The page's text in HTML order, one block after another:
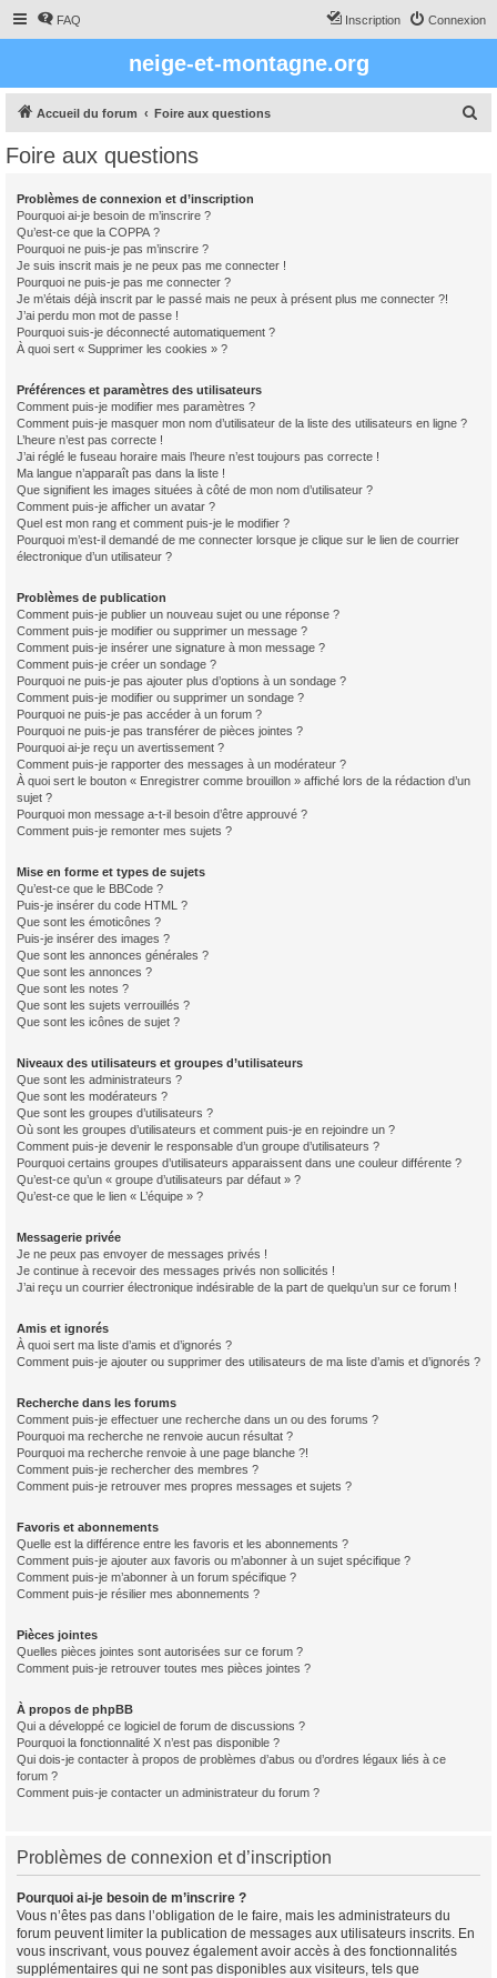
FAQ Connexion
Inscription
neige-et-montagne.org
Accueil du forum Foire aux questions
Foire aux questions
Problèmes de connexion et d’inscription
Pourquoi ai-je besoin de m’inscrire ?
Qu’est-ce que la COPPA ?
Pourquoi ne puis-je pas m’inscrire ?
Je suis inscrit mais je ne peux pas me connecter !
Pourquoi ne puis-je pas me connecter ?
Je m’étais déjà inscrit par le passé mais ne peux à présent plus me connecter ?!
J’ai perdu mon mot de passe !
Pourquoi suis-je déconnecté automatiquement ?
À quoi sert « Supprimer les cookies » ?
Préférences et paramètres des utilisateurs
Comment puis-je modifier mes paramètres ?
Comment puis-je masquer mon nom d’utilisateur de la liste des utilisateurs en ligne ?
L’heure n’est pas correcte !
J’ai réglé le fuseau horaire mais l’heure n’est toujours pas correcte !
Ma langue n’apparaît pas dans la liste !
Que signifient les images situées à côté de mon nom d’utilisateur ?
Comment puis-je afficher un avatar ?
Quel est mon rang et comment puis-je le modifier ?
Pourquoi m’est-il demandé de me connecter lorsque je clique sur le lien de courrier
électronique d’un utilisateur ?
Problèmes de publication
Comment puis-je publier un nouveau sujet ou une réponse ?
Comment puis-je modifier ou supprimer un message ?
Comment puis-je insérer une signature à mon message ?
Comment puis-je créer un sondage ?
Pourquoi ne puis-je pas ajouter plus d’options à un sondage ?
Comment puis-je modifier ou supprimer un sondage ?
Pourquoi ne puis-je pas accéder à un forum ?
Pourquoi ne puis-je pas transférer de pièces jointes ?
Pourquoi ai-je reçu un avertissement ?
Comment puis-je rapporter des messages à un modérateur ?
À quoi sert le bouton « Enregistrer comme brouillon » affiché lors de la rédaction d’un
sujet ?
Pourquoi mon message a-t-il besoin d’être approuvé ?
Comment puis-je remonter mes sujets ?
Mise en forme et types de sujets
Qu’est-ce que le BBCode ?
Puis-je insérer du code HTML ?
Que sont les émoticônes ?
Puis-je insérer des images ?
Que sont les annonces générales ?
Que sont les annonces ?
Que sont les notes ?
Que sont les sujets verrouillés ?
Que sont les icônes de sujet ?
Niveaux des utilisateurs et groupes d’utilisateurs
Que sont les administrateurs ?
Que sont les modérateurs ?
Que sont les groupes d’utilisateurs ?
Où sont les groupes d’utilisateurs et comment puis-je en rejoindre un ?
Comment puis-je devenir le responsable d’un groupe d’utilisateurs ?
Pourquoi certains groupes d’utilisateurs apparaissent dans une couleur différente ?
Qu’est-ce qu’un « groupe d’utilisateurs par défaut » ?
Qu’est-ce que le lien « L’équipe » ?
Messagerie privée
Je ne peux pas envoyer de messages privés !
Je continue à recevoir des messages privés non sollicités !
J’ai reçu un courrier électronique indésirable de la part de quelqu’un sur ce forum !
Amis et ignorés
À quoi sert ma liste d’amis et d’ignorés ?
Comment puis-je ajouter ou supprimer des utilisateurs de ma liste d’amis et d’ignorés ?
Recherche dans les forums
Comment puis-je effectuer une recherche dans un ou des forums ?
Pourquoi ma recherche ne renvoie aucun résultat ?
Pourquoi ma recherche renvoie à une page blanche ?!
Comment puis-je rechercher des membres ?
Comment puis-je retrouver mes propres messages et sujets ?
Favoris et abonnements
Quelle est la différence entre les favoris et les abonnements ?
Comment puis-je ajouter aux favoris ou m’abonner à un sujet spécifique ?
Comment puis-je m’abonner à un forum spécifique ?
Comment puis-je résilier mes abonnements ?
Pièces jointes
Quelles pièces jointes sont autorisées sur ce forum ?
Comment puis-je retrouver toutes mes pièces jointes ?
À propos de phpBB
Qui a développé ce logiciel de forum de discussions ?
Pourquoi la fonctionnalité X n’est pas disponible ?
Qui dois-je contacter à propos de problèmes d’abus ou d’ordres légaux liés à ce
forum ?
Comment puis-je contacter un administrateur du forum ?
Problèmes de connexion et d’inscription
Pourquoi ai-je besoin de m’inscrire ?
Vous n’êtes pas dans l’obligation de le faire, mais les administrateurs du
forum peuvent limiter la publication de messages aux utilisateurs inscrits. En
vous inscrivant, vous pouvez également avoir accès à des fonctionnalités
supplémentaires qui ne sont pas disponibles aux visiteurs, tels que